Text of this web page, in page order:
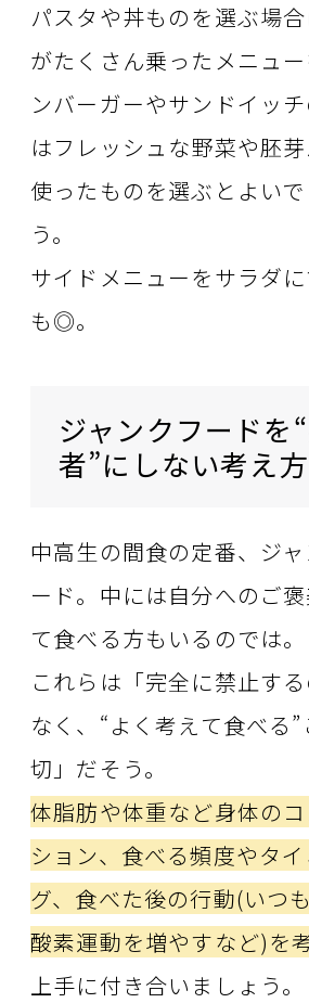
パスタや丼ものを選ぶ場
がたくさん乗ったメニュ
ンバーガーやサンドイッ
はフレッシュな野菜や胚
使ったものを選ぶとよいで
う。
サイドメニューをサラダ
も◎。
ジャンクフードを
者”にしない考え方
中高生の間食の定番、ジャ
ード。中には自分へのご
て食べる方もいるのでは。
これらは「完全に禁止す
なく、“よく考えて食べる
切」だそう。
体脂肪や体重など身体のコ
ション、食べる頻度やタ
グ、食べた後の行動(いつ
酸素運動を増やすなど)を
上手に付き合いましょう。